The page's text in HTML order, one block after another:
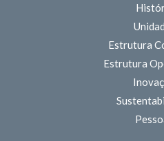
Estrutura
Estrutura